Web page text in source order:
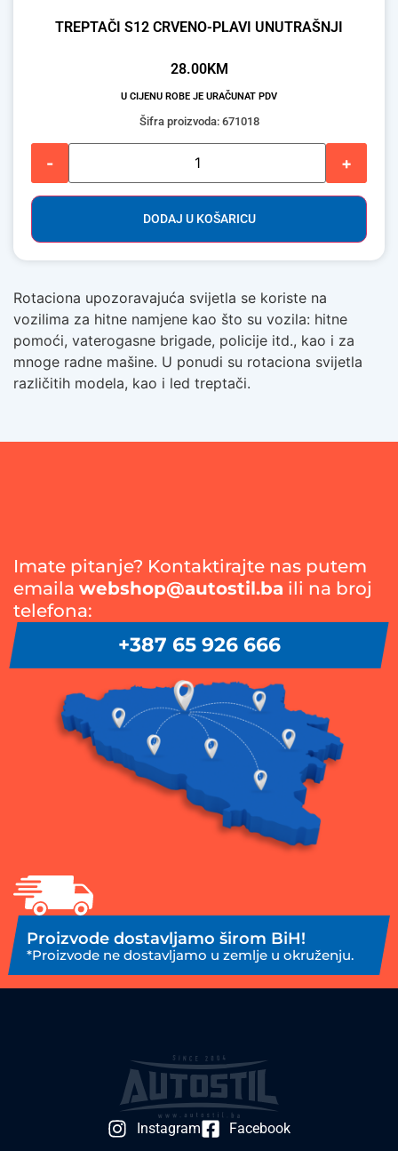
TREPTAČI S12 CRVENO-PLAVI UNUTRAŠNJI
28.00KM
U CIJENU ROBE JE URAČUNAT PDV
Šifra proizvoda: 671018
- +
DODAJ U KOŠARICU
Rotaciona upozoravajuća svijetla se koriste na
vozilima za hitne namjene kao što su vozila: hitne
pomoći, vaterogasne brigade, policije itd., kao i za
mnoge radne mašine. U ponudi su rotaciona svijetla
različitih modela, kao i led treptači.
Imate pitanje? Kontaktirajte nas putem
emaila webshop@autostil.ba ili na broj
telefona:
+387 65 926 666
Proizvode dostavljamo širom BiH!
*Proizvode ne dostavljamo u zemlje u okruženju.
Instagram Facebook